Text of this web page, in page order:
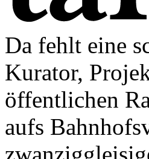
Da fehlt eine
Kurator,
öffentlichen
aufs